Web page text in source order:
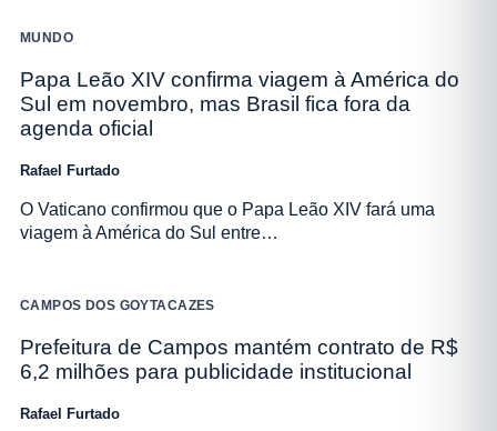
MUNDO
Papa Leão XIV confirma viagem à América do
Sul em novembro, mas Brasil fica fora da
agenda oficial
Rafael Furtado
O Vaticano confirmou que o Papa Leão XIV fará uma
viagem à América do Sul entre…
CAMPOS DOS GOYTACAZES
Prefeitura de Campos mantém contrato de R$
6,2 milhões para publicidade institucional
Rafael Furtado